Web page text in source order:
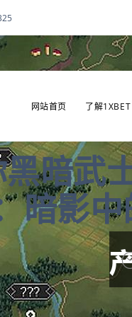
网站首页 了解
暗武
暗影